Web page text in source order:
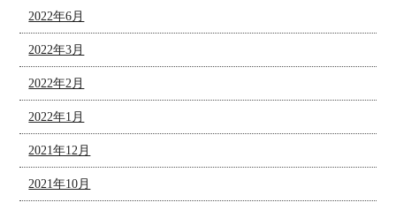
2022年6月
2022年3月
2022年2月
2022年1月
2021年12月
2021年10月